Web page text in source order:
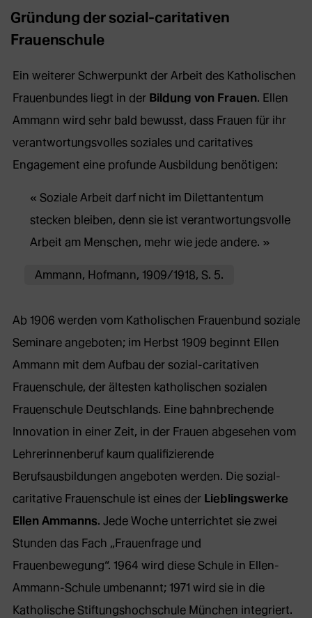
Gründung der sozial-caritativen
Frauenschule
Ein weiterer Schwerpunkt der Arbeit des Katholischen
Frauenbundes liegt in der Bildung von Frauen. Ellen
Ammann wird sehr bald bewusst, dass Frauen für ihr
verantwortungsvolles soziales und caritatives
Engagement eine profunde Ausbildung benötigen:
Soziale Arbeit darf nicht im Dilettantentum
stecken bleiben, denn sie ist verantwortungsvolle
Arbeit am Menschen, mehr wie jede andere.
Ammann, Hofmann, 1909/1918, S. 5.
Ab 1906 werden vom Katholischen Frauenbund soziale
Seminare angeboten; im Herbst 1909 beginnt Ellen
Ammann mit dem Aufbau der sozial-caritativen
Frauenschule, der ältesten katholischen sozialen
Frauenschule Deutschlands. Eine bahnbrechende
Innovation in einer Zeit, in der Frauen abgesehen vom
Lehrerinnenberuf kaum qualifizierende
Berufsausbildungen angeboten werden. Die sozial-
caritative Frauenschule ist eines der Lieblingswerke
Ellen Ammanns. Jede Woche unterrichtet sie zwei
Stunden das Fach „Frauenfrage und
Frauenbewegung“. 1964 wird diese Schule in Ellen-
Ammann-Schule umbenannt; 1971 wird sie in die
Katholische Stiftungshochschule München integriert.